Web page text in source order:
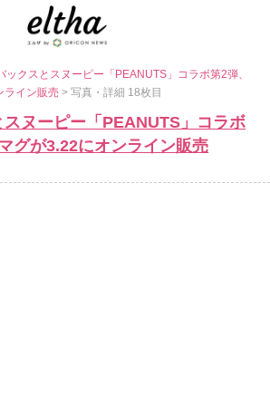
ックスとスヌーピー「PEANUTS」コラボ第2弾、
ライン販売> 写真・詳細 18枚目
ヌーピー「PEANUTS」コラボ
グが3.22にオンライン販売